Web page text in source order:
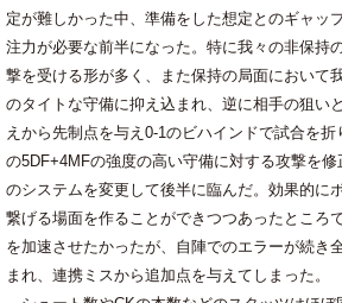
定が難しかった中、準備をした想定とのギャッ
注力が必要な前半になった。特に我々の非保持
撃を受ける形が多く、また保持の局面において
のタイトな守備に抑え込まれ、逆に相手の狙い
えから先制点を与え0-1のビハインドで試合を
の5DF+4MFの強度の高い守備に対する攻撃を
のシステムを変更して後半に臨んだ。効果的に
繋げる場面を作ることができつつあったところ
を加速させたかったが、自陣でのエラーが続き
まれ、連携ミスから追加点を与えてしまった。